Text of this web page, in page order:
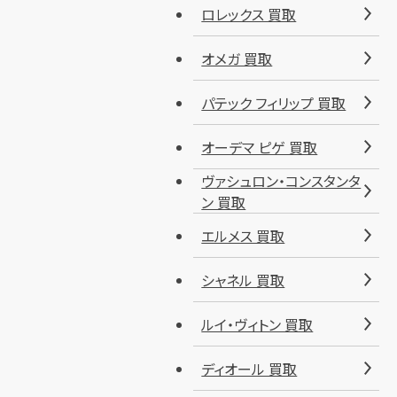
ロレックス 買取
オメガ 買取
パテック フィリップ 買取
オーデマ ピゲ 買取
ヴァシュロン・コンスタンタ
ン 買取
エルメス 買取
シャネル 買取
ルイ・ヴィトン 買取
ディオール 買取